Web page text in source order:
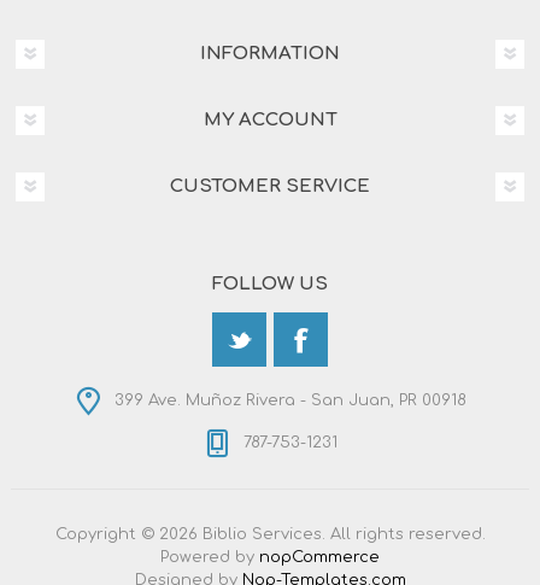
INFORMATION
MY ACCOUNT
CUSTOMER SERVICE
FOLLOW US
399 Ave. Muñoz Rivera - San Juan, PR 00918
787-753-1231
Copyright © 2026 Biblio Services. All rights reserved.
Powered by nopCommerce
Designed by Nop-Templates.com